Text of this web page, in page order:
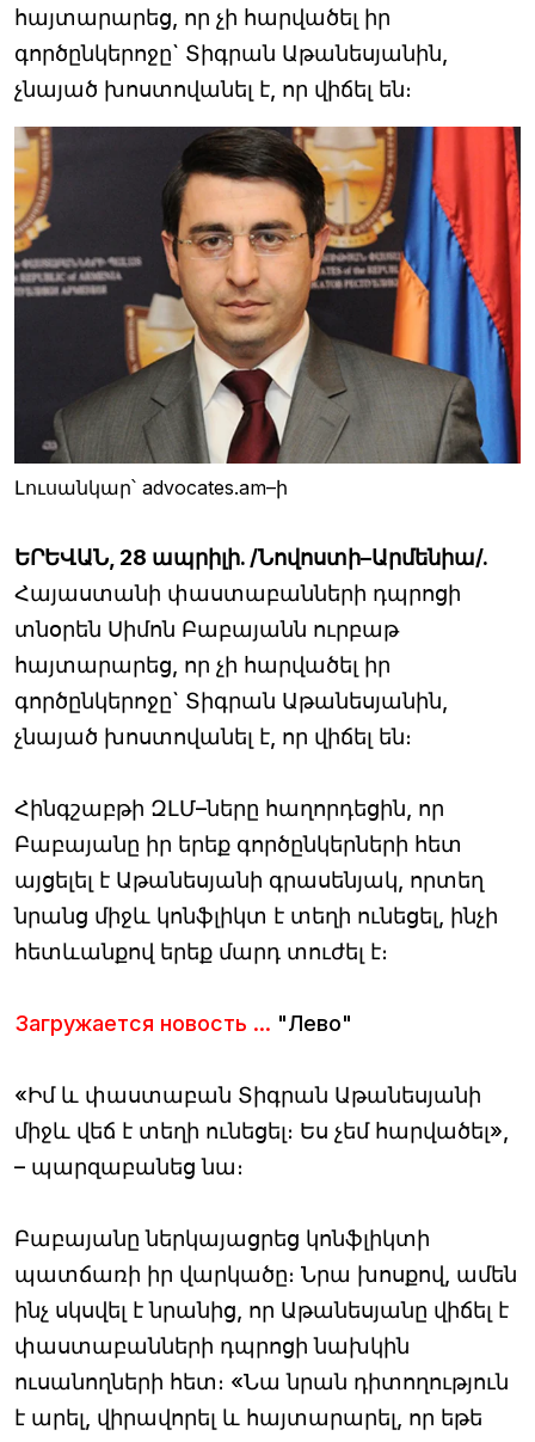
հայտարարեց, որ չի հարվածել իր
գործընկերոջը` Տիգրան Աթանեսյանին,
չնայած խոստովանել է, որ վիճել են։
Լուսանկար՝ advocates.am–ի
ԵՐԵՎԱՆ, 28 ապրիլի. /Նովոստի–Արմենիա/.
Հայաստանի փաստաբանների դպրոցի
տնօրեն Սիմոն Բաբայանն ուրբաթ
հայտարարեց, որ չի հարվածել իր
գործընկերոջը` Տիգրան Աթանեսյանին,
չնայած խոստովանել է, որ վիճել են։
Հինգշաբթի ԶԼՄ–ները հաղորդեցին, որ
Բաբայանը իր երեք գործընկերների հետ
այցելել է Աթանեսյանի գրասենյակ, որտեղ
նրանց միջև կոնֆլիկտ է տեղի ունեցել, ինչի
հետևանքով երեք մարդ տուժել է։
Загружается новость ... "Лево"
«Իմ և փաստաբան Տիգրան Աթանեսյանի
միջև վեճ է տեղի ունեցել։ Ես չեմ հարվածել»,
– պարզաբանեց նա։
Բաբայանը ներկայացրեց կոնֆլիկտի
պատճառի իր վարկածը։ Նրա խոսքով, ամեն
ինչ սկսվել է նրանից, որ Աթանեսյանը վիճել է
փաստաբանների դպրոցի նախկին
ուսանողների հետ։ «Նա նրան դիտողություն
է արել, վիրավորել և հայտարարել, որ եթե